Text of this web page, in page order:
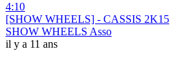
4:10
[SHOW WHEELS] - CASSIS 2K15
SHOW WHEELS Asso
il y a 11 ans